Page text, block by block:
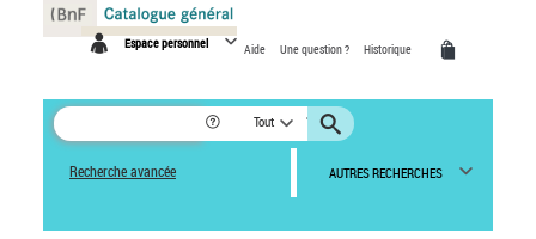
Espace personnel Aide Une question ? Historique
Tout
Recherche avancée AUTRES RECHERCHES
Panneau de gestion des cookies